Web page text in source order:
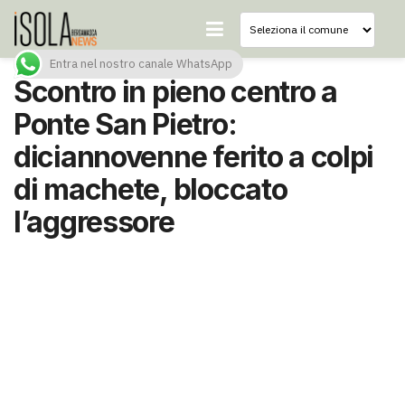
Scontro in pieno centro a
Ponte San Pietro:
diciannovenne ferito a colpi
di machete, bloccato
l’aggressore
Entra nel nostro canale WhatsApp